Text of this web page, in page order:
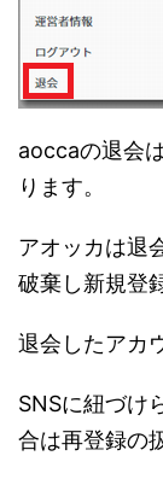
aoccaの退会
ります。
アオッカは退
破棄し新規登
退会したアカ
SNSに紐づけ
合は再登録の